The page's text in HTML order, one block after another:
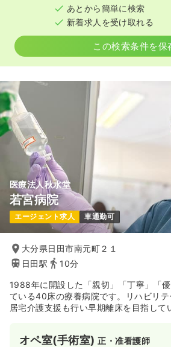
あとから簡単に検索
新着求人を受け取れる
この検索条件を保
医療法人秋水堂
若宮病院
エージェント求人 車通勤可
大分県日田市南元町２１
日田駅
10分
1988年に開設した「親切」「丁寧」「
ている40床の療養病院です。リハビリテ
居宅介護支援も行い早期離床を目指して
オペ室(手術室)正・准看護師